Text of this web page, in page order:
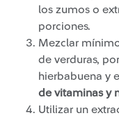
los zumos o
porciones.
Mezclar
de verduras,
hierbabuena y
de vitaminas y
Utilizar un